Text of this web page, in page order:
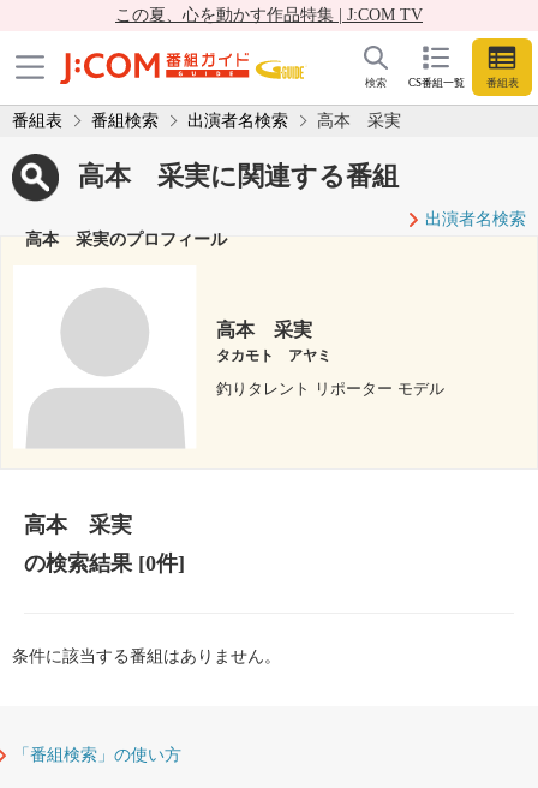
この夏、心を動かす作品特集 | J:COM TV
CS番組一覧 番組表
検索
番組表 番組検索 出演者名検索 高本 采実
高本 采実に関連する番組
出演者名検索
高本 采実のプロフィール
高本 采実
タカモト アヤミ
釣りタレント リポーター モデル
高本 采実
の検索結果[0件]
条件に該当する番組はありません。
「番組検索」の使い方